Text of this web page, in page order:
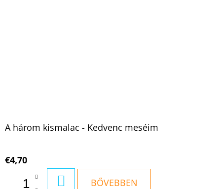
A három kismalac - Kedvenc meséim
€4,70
KOSÁRBABŐVEBBEN